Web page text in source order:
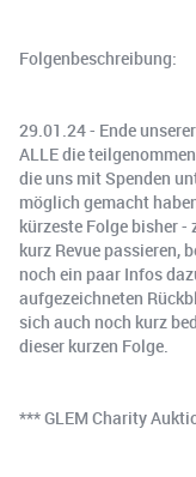
Folgenbeschreibung:
29.01.24 - Ende
ALLE die
die uns mit Spenden
möglich gemacht
kürzeste Folge bisher
kurz Revue passieren,
noch ein paar Infos
aufgezeichneten
sich auch noch kurz
dieser kurzen Folge.
*** GLEM Charity